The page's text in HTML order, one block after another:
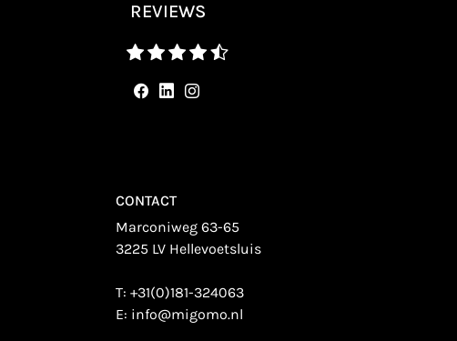
REVIEWS
CONTACT
Marconiweg 63-65
3225 LV Hellevoetsluis
T:+31(0)181-324063
E: info@migomo.nl